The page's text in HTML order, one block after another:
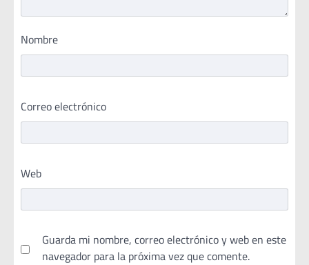
Nombre
Correo electrónico
Web
Guarda mi nombre, correo electrónico y web en este
navegador para la próxima vez que comente.